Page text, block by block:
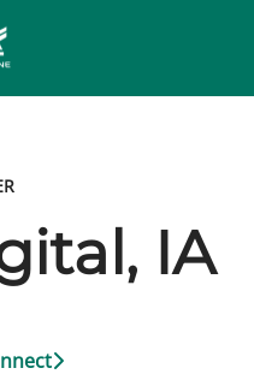
IA